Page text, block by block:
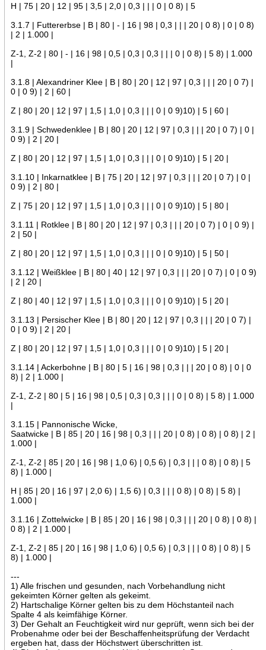
H | 75 | 20 | 12 | 95 | 3,5 | 2,0 | 0,3 | | | 0 | 0 8) | 5
3.1.7 | Futtererbse | B | 80 | - | 16 | 98 | 0,3 | | | 20 | 0 8) | 0 | 0 8)
| 2 | 1.000 |
Z-1, Z-2 | 80 | - | 16 | 98 | 0,5 | 0,3 | 0,3 | | | 0 | 0 8) | 5 8) | 1.000
|
3.1.8 | Alexandriner Klee | B | 80 | 20 | 12 | 97 | 0,3 | | | 20 | 0 7) |
0 | 0 9) | 2 | 60 |
Z | 80 | 20 | 12 | 97 | 1,5 | 1,0 | 0,3 | | | 0 | 0 9)10) | 5 | 60 |
3.1.9 | Schwedenklee | B | 80 | 20 | 12 | 97 | 0,3 | | | 20 | 0 7) | 0 |
0 9) | 2 | 20 |
Z | 80 | 20 | 12 | 97 | 1,5 | 1,0 | 0,3 | | | 0 | 0 9)10) | 5 | 20 |
3.1.10 | Inkarnatklee | B | 75 | 20 | 12 | 97 | 0,3 | | | 20 | 0 7) | 0 |
0 9) | 2 | 80 |
Z | 75 | 20 | 12 | 97 | 1,5 | 1,0 | 0,3 | | | 0 | 0 9)10) | 5 | 80 |
3.1.11 | Rotklee | B | 80 | 20 | 12 | 97 | 0,3 | | | 20 | 0 7) | 0 | 0 9) |
2 | 50 |
Z | 80 | 20 | 12 | 97 | 1,5 | 1,0 | 0,3 | | | 0 | 0 9)10) | 5 | 50 |
3.1.12 | Weißklee | B | 80 | 40 | 12 | 97 | 0,3 | | | 20 | 0 7) | 0 | 0 9)
| 2 | 20 |
Z | 80 | 40 | 12 | 97 | 1,5 | 1,0 | 0,3 | | | 0 | 0 9)10) | 5 | 20 |
3.1.13 | Persischer Klee | B | 80 | 20 | 12 | 97 | 0,3 | | | 20 | 0 7) |
0 | 0 9) | 2 | 20 |
Z | 80 | 20 | 12 | 97 | 1,5 | 1,0 | 0,3 | | | 0 | 0 9)10) | 5 | 20 |
3.1.14 | Ackerbohne | B | 80 | 5 | 16 | 98 | 0,3 | | | 20 | 0 8) | 0 | 0
8) | 2 | 1.000 |
Z-1, Z-2 | 80 | 5 | 16 | 98 | 0,5 | 0,3 | 0,3 | | | 0 | 0 8) | 5 8) | 1.000
|
3.1.15 | Pannonische Wicke,
Saatwicke | B | 85 | 20 | 16 | 98 | 0,3 | | | 20 | 0 8) | 0 8) | 0 8) | 2 |
1.000 |
Z-1, Z-2 | 85 | 20 | 16 | 98 | 1,0 6) | 0,5 6) | 0,3 | | | 0 8) | 0 8) | 5
8) | 1.000 |
H | 85 | 20 | 16 | 97 | 2,0 6) | 1,5 6) | 0,3 | | | 0 8) | 0 8) | 5 8) |
1.000 |
3.1.16 | Zottelwicke | B | 85 | 20 | 16 | 98 | 0,3 | | | 20 | 0 8) | 0 8) |
0 8) | 2 | 1.000 |
Z-1, Z-2 | 85 | 20 | 16 | 98 | 1,0 6) | 0,5 6) | 0,3 | | | 0 8) | 0 8) | 5
8) | 1.000 |
---
1) Alle frischen und gesunden, nach Vorbehandlung nicht
gekeimten Körner gelten als gekeimt.
2) Hartschalige Körner gelten bis zu dem Höchstanteil nach
Spalte 4 als keimfähige Körner.
3) Der Gehalt an Feuchtigkeit wird nur geprüft, wenn sich bei der
Probenahme oder bei der Beschaffenheitsprüfung der Verdacht
ergeben hat, dass der Höchstwert überschritten ist.